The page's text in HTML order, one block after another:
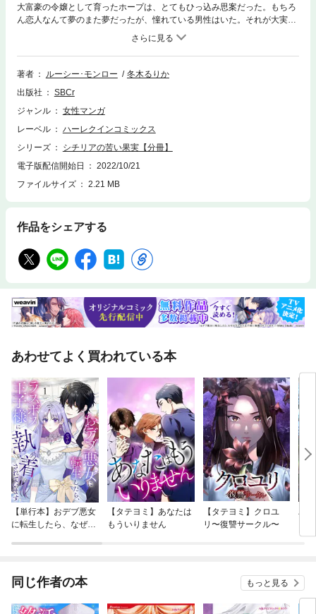
大富豪の令嬢として育ったホープは、とてもひっ込み思案だった。もちろ
ん恋人なんて夢のまた夢だったが、憧れている男性はいた。それが大実業
家にして美しき独身者として有名なルチアーノだった。そして、祖父が毎
年大晦日に開くパーティーにはルチアーノも招かれていた。そしてニュー
イヤーを祝うキスで彼が選んだのは、なんとホープだった。とまどうホー
プだったが、その裏には祖父とルチアーノとの裏取引きがあった。だがホ
著者 ルーシー･モンロー
冬木るりか
出版社
SBCr
ジャンル
女性マンガ
レーベル
ハーレクインコミックス
シリーズ
シチリアの苦い果実【分冊】
電子版配信開始日
2022/10/21
ファイルサイズ
2.21 MB
作品をシェアする
あわせてよく買われている本
【単行本】おデブ悪女
に転生したら、なぜか
【タテヨミ】あなたは
もういりません
【タテヨミ】クロユ
リ〜復讐サークル〜
バ
今
同じ作者の本 もっと見る